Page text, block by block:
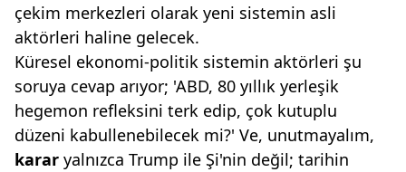
çekim merkezleri olarak yeni sistemin asli
aktörleri haline gelecek.
Küresel ekonomi-politik sistemin aktörleri şu
soruya cevap arıyor; 'ABD, 80 yıllık yerleşik
hegemon refleksini terk edip, çok kutuplu
düzeni kabullenebilecek mi?' Ve, unutmayalım,
karar yalnızca Trump ile Şi'nin değil; tarihin